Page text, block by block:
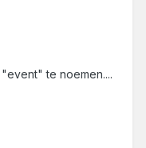
te noemen....